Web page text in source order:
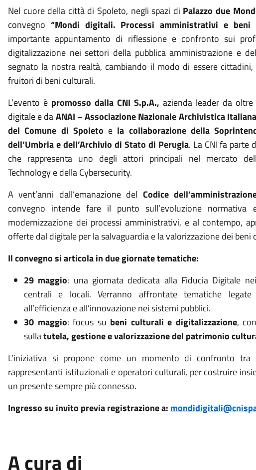
Nel cuore della città di Spoleto, negli spazi di Palazzo due
convegno “Mondi digitali. Processi amministrativi e
importante appuntamento di riflessione e confronto sui
digitalizzazione nei settori della pubblica amministrazione e
segnato la nostra realtà, cambiando il modo di essere
fruitori di beni culturali.
L’evento è promosso dalla CNI S.p.A., azienda leader da
digitale e daANAI – Associazione Nazionale Archivistica
del Comune di Spoleto e la collaborazione della
dell’Umbria e dell’Archivio di Stato di Perugia. La CNI fa parte
che rappresenta uno degli attori principali nel mercato
Technology e della Cybersecurity.
A vent’anni dall’emanazione del Codice
convegno intende fare il punto sull’evoluzione
modernizzazione dei processi amministrativi, e al contempo,
offerte dal digitale per la salvaguardia e la valorizzazione dei beni
Il convegno si articola in due giornate tematiche:
29 maggio: una giornata dedicata alla Fiducia Digitale
centrali e locali. Verranno affrontate tematiche legate
all’efficienza e all’innovazione nei sistemi pubblici.
30 maggio: focus su beni culturali e digitalizzazione,
sullatutela, gestione e valorizzazione del patrimonio
L’iniziativa si propone come un momento di confronto tra
rappresentanti istituzionali e operatori culturali, per costruire
un presente sempre più connesso.
Ingresso su invito previa registrazione a:
A cura di